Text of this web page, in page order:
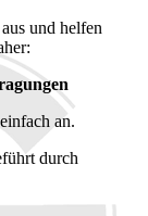
und helfen
an.
durch